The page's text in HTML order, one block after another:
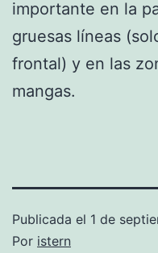
importante en la
gruesas líneas
frontal) y en las
mangas.
Publicada el 1 de
Por istern